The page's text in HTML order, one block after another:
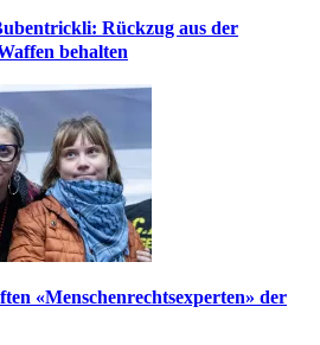
Rückzug aus der
behalten
«Menschenrechtsexperten» der